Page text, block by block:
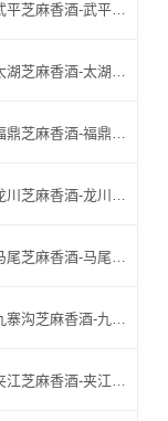
武平芝麻香酒-武平名酒-武平小北门_武平芝麻香酒厂家
太湖芝麻香酒-太湖名酒-太湖小北门_太湖芝麻香酒厂家
福鼎芝麻香酒-福鼎名酒-福鼎小北门_福鼎芝麻香酒厂家
龙川芝麻香酒-龙川名酒-龙川小北门_龙川芝麻香酒厂家
马尾芝麻香酒-马尾名酒-马尾小北门_马尾芝麻香酒厂家
九寨沟芝麻香酒-九寨沟名酒-九寨沟小北门_九寨沟芝麻香酒厂家
夹江芝麻香酒-夹江名酒-夹江小北门_夹江芝麻香酒厂家